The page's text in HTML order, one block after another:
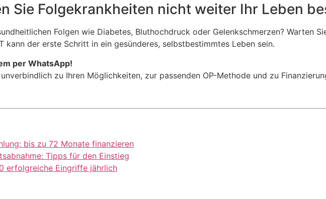
Sie Folgekrankheiten nicht weiter Ihr Leben
Folgen wie Diabetes, Bluthochdruck oder Gelenkschmerzen? Warten
kann der erste Schritt in ein gesünderes, selbstbestimmtes Leben sein.
per WhatsApp!
zu Ihren Möglichkeiten, zur passenden OP-Methode und zu
bis zu 72 Monate finanzieren
Tipps für den Einstieg
erfolgreiche Eingriffe jährlich